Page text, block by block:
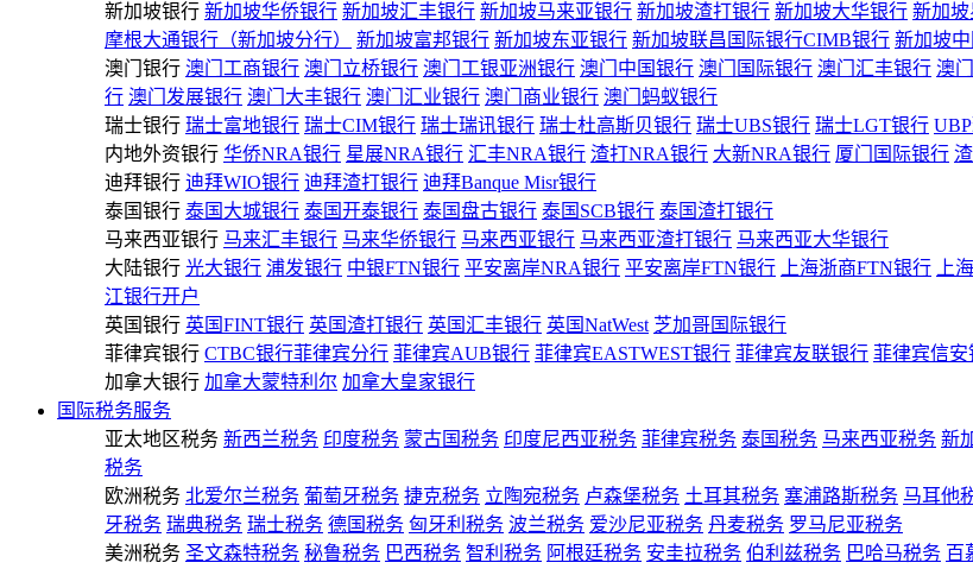
新加坡银行 新加坡华侨银行 新加坡汇丰银行 新加坡马来亚银行 新加坡渣打银行 新加坡大华银行 新加
摩根大通银行（新加坡分行）
新加坡富邦银行 新加坡东亚银行 新加坡联昌国际银行CIMB银行 新加坡
澳门银行 澳门工商银行 澳门立桥银行 澳门工银亚洲银行 澳门中国银行 澳门国际银行 澳门汇丰银行 澳
行 澳门发展银行 澳门大丰银行 澳门汇业银行 澳门商业银行 澳门蚂蚁银行
瑞士银行 瑞士富地银行 瑞士CIM银行 瑞士瑞讯银行 瑞士杜高斯贝银行 瑞士UBS银行 瑞士LGT银行
内地外资银行 华侨NRA银行 星展NRA银行 汇丰NRA银行 渣打NRA银行 大新NRA银行 厦门国际银行
迪拜银行 迪拜WIO银行 迪拜渣打银行 迪拜Banque Misr银行
泰国银行 泰国大城银行 泰国开泰银行 泰国盘古银行 泰国SCB银行 泰国渣打银行
马来西亚银行 马来汇丰银行 马来华侨银行 马来西亚银行 马来西亚渣打银行 马来西亚大华银行
大陆银行 光大银行 浦发银行 中银FTN银行 平安离岸NRA银行 平安离岸FTN银行 上海浙商FTN银行 上
江银行开户
英国银行 英国FINT银行 英国渣打银行 英国汇丰银行 英国NatWest 芝加哥国际银行
菲律宾银行 CTBC银行菲律宾分行 菲律宾AUB银行 菲律宾EASTWEST银行 菲律宾友联银行 菲律宾信安
加拿大银行 加拿大蒙特利尔 加拿大皇家银行
国际税务服务
亚太地区税务 新西兰税务 印度税务 蒙古国税务 印度尼西亚税务 菲律宾税务 泰国税务 马来西亚税务 新
税务
欧洲税务 北爱尔兰税务 葡萄牙税务 捷克税务 立陶宛税务 卢森堡税务 土耳其税务 塞浦路斯税务 马耳他
牙税务 瑞典税务 瑞士税务 德国税务 匈牙利税务 波兰税务 爱沙尼亚税务 丹麦税务 罗马尼亚税务
美洲税务 圣文森特税务 秘鲁税务 巴西税务 智利税务 阿根廷税务 安圭拉税务 伯利兹税务 巴哈马税务 百